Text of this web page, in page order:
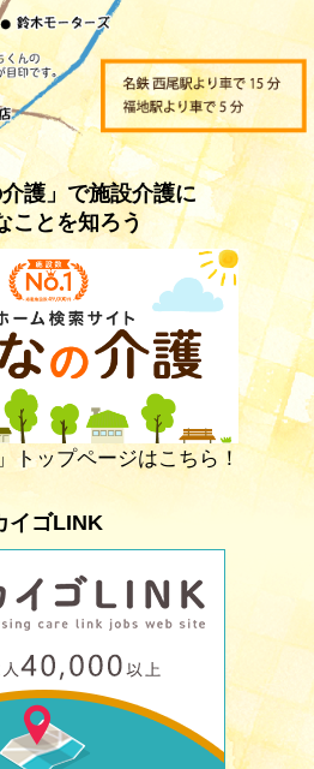
護」で施設介護に
ことを知ろう
トップページはこちら！
イゴLINK